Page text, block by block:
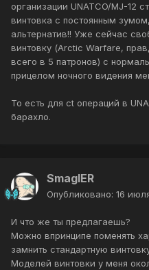
организации UNATCO/MJ-12
винтовка с постоянным
альтернатив!! Уже сейчас
винтовку (Arctic Warfare,
всего в 5 патронов) с
прицелом ночного видения
То есть для ct операций в
барахло.
SmaglER
Опубликовано: 16
И что же ты предлагаешь?
Можно впринципе поменять
замнить стандартную
Моделей винтовки у меня